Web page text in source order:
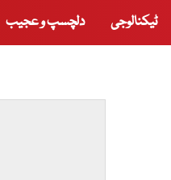
ٹیکنالوجی دلچسپ و عجیب